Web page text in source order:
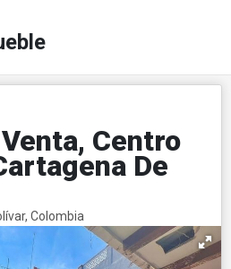
Centro
De
Colombia